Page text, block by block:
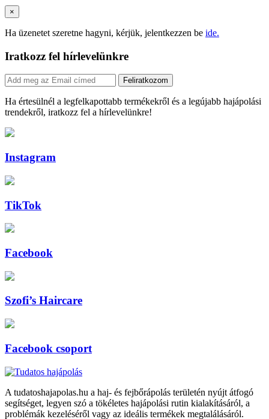
×
Ha üzenetet szeretne hagyni, kérjük, jelentkezzen be ide.
Iratkozz fel hírlevelünkre
Feliratkozom
Ha értesülnél a legfelkapottabb termékekről és a legújabb hajápolási
trendekről, iratkozz fel a hírlevelünkre!
Instagram
TikTok
Facebook
Szofi’s Haircare
Facebook csoport
A tudatoshajapolas.hu a haj- és fejbőrápolás területén nyújt átfogó
segítséget, legyen szó a tökéletes hajápolási rutin kialakításáról, a
problémák kezeléséről vagy az ideális termékek megtalálásáról.